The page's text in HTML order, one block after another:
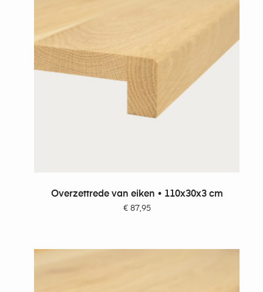
TOEVOEGEN AAN WINKELWAGEN
Overzettrede van eiken • 110x30x3 cm
€87,95